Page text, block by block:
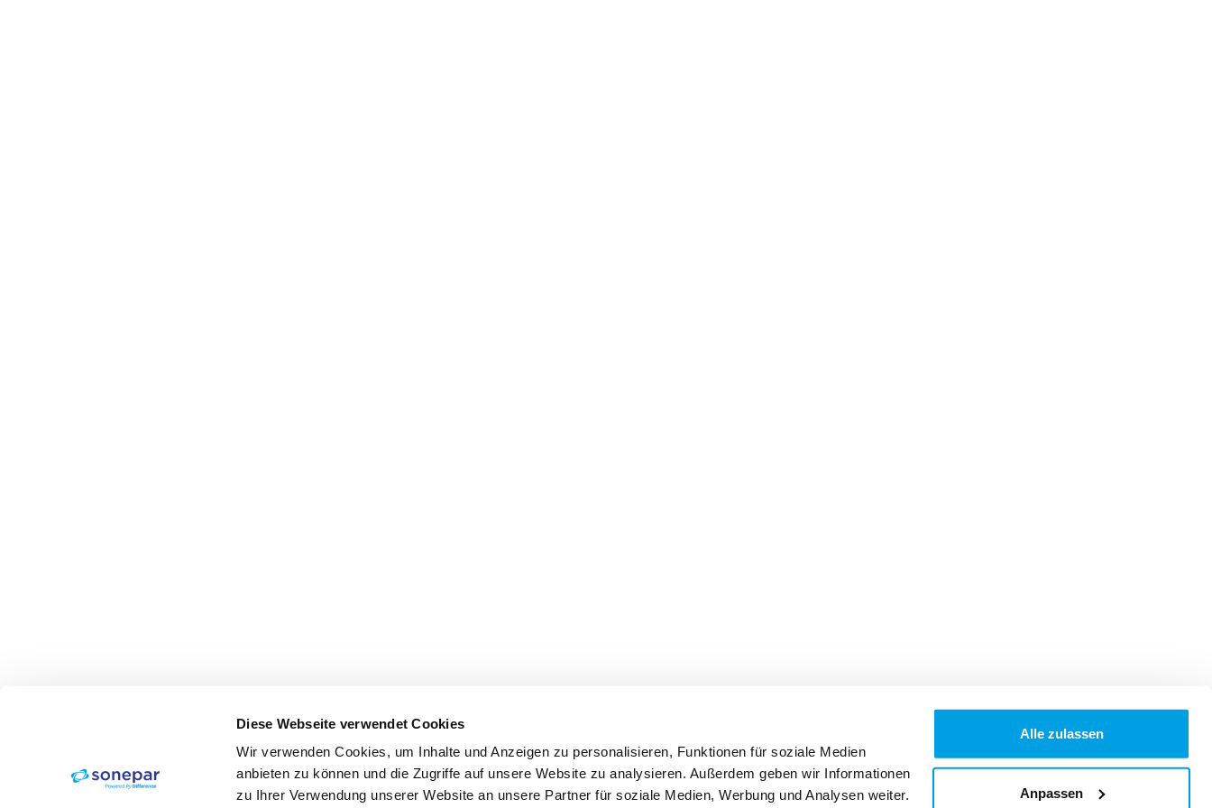
Diese Webseite verwendet Cookies
Wir verwenden Cookies, um Inhalte und Anzeigen zu personalisieren, Funktionen für soziale Medien
anbieten zu können und die Zugriffe auf unsere Website zu analysieren. Außerdem geben wir Informationen
zu Ihrer Verwendung unserer Website an unsere Partner für soziale Medien, Werbung und Analysen weiter.
Alle zulassen
Anpassen